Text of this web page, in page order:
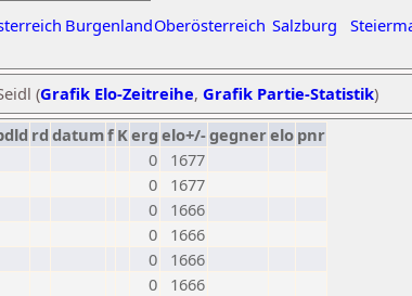
BurgenlandOberösterreich Salzburg
(Grafik Elo-Zeitreihe, Grafik Partie-Statistik)
rd datumf Kerg elo+/-gegnerelo pnr
0
1677
0
1677
0
1666
0
1666
0
1666
0
1666